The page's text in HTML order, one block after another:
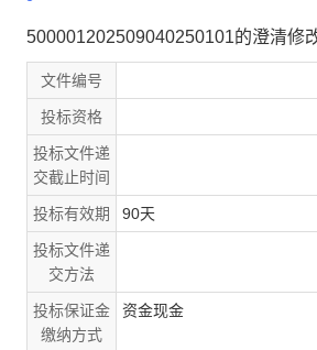
500001202509040250101的澄清修
文件编号
投标资格
投标文件递
交截止时间
投标有效期 90天
投标文件递
交方法
投标保证金
缴纳方式
资金现金